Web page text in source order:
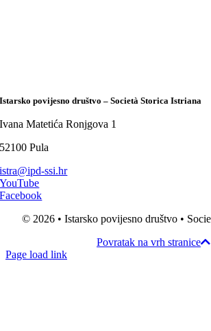
Istarsko povijesno društvo – Società Storica Istriana
Ivana Matetića Ronjgova 1
52100 Pula
istra@ipd-ssi.hr
YouTube
Facebook
© 2026 • Istarsko povijesno društvo •
Povratak na vrh stranice
Page load link